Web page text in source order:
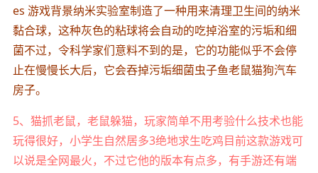
es 游戏背景纳米实验室制造了一种用来清理卫生间的纳米
黏合球，这种灰色的粘球将会自动的吃掉浴室的污垢和细
菌不过，令科学家们意料不到的是，它的功能似乎不会停
止在慢慢长大后，它会吞掉污垢细菌虫子鱼老鼠猫狗汽车
房子。
5、猫抓老鼠，老鼠躲猫，玩家简单不用考验什么技术也能
玩得很好，小学生自然居多3绝地求生吃鸡目前这款游戏可
以说是全网最火，不过它他的版本有点多，有手游还有端